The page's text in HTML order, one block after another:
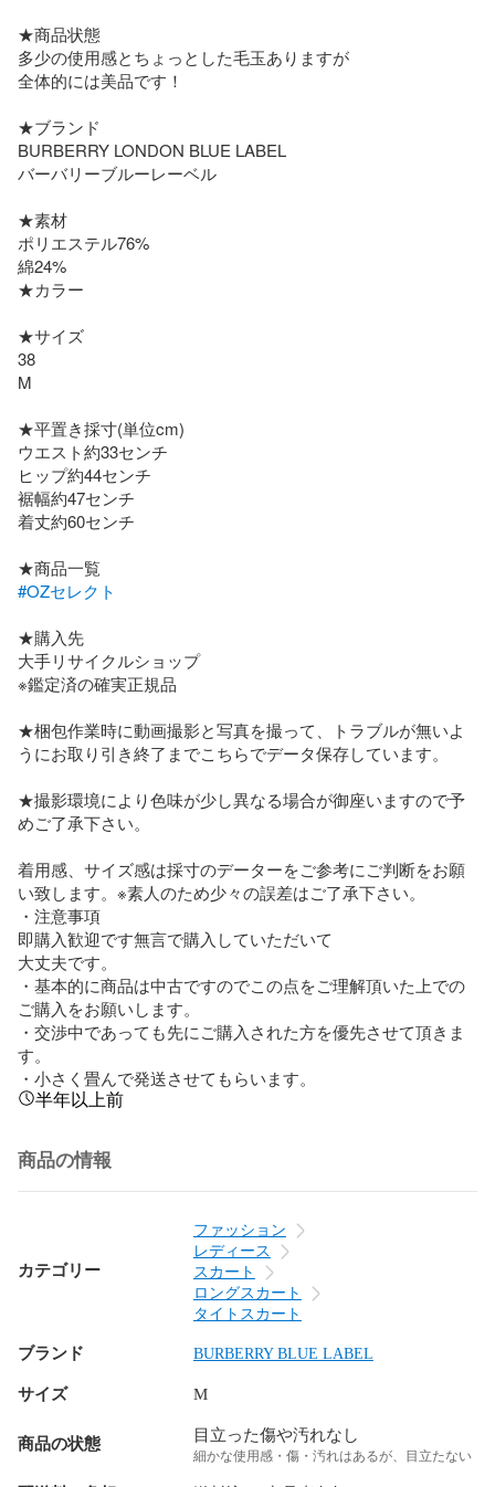
★商品状態
多少の使用感とちょっとした毛玉ありますが
全体的には美品です！
★ブランド
BURBERRY LONDON BLUE LABEL
バーバリーブルーレーベル
★素材
ポリエステル76%
綿24%
★カラー
★サイズ
38
M
★平置き採寸(単位cm)
ウエスト約33センチ
ヒップ約44センチ
裾幅約47センチ
着丈約60センチ
#OZセレクト
★購入先
大手リサイクルショップ
※鑑定済の確実正規品
★梱包作業時に動画撮影と写真を撮って、トラブルが無いよ
うにお取り引き終了までこちらでデータ保存しています。
★撮影環境により色味が少し異なる場合が御座いますので予
めご了承下さい。
着用感、サイズ感は採寸のデーターをご参考にご判断をお願
い致します。※素人のため少々の誤差はご了承下さい。
・注意事項
即購入歓迎です無言で購入していただいて
大丈夫です。
・基本的に商品は中古ですのでこの点をご理解頂いた上での
ご購入をお願いします。
・交渉中であっても先にご購入された方を優先させて頂きま
す。
・小さく畳んで発送させてもらいます。
半年以上前
商品の情報
カテゴリー
ファッション
レディース
スカート
ロングスカート
タイトスカート
ブランド BURBERRY BLUE LABEL
サイズ M
商品の状態 目立った傷や汚れなし
細かな使用感・傷・汚れはあるが、目立たない